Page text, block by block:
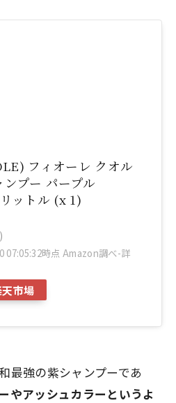
フィオーレ クオル
プー パープル
ットル (x 1)
07:05:32時点 Amazon調べ-詳
市場
最強の紫シャンプーであ
やアッシュカラーというよ